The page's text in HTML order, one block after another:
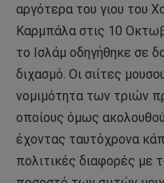
αργότερα του γιου του
Καρμπάλα στις 10
το Ισλάμ οδηγήθηκε σε
διχασμό. Οι σιίτες
νομιμότητα των τριών
οποίους όμως
έχοντας ταυτόχρονα
πολιτικές διαφορές με